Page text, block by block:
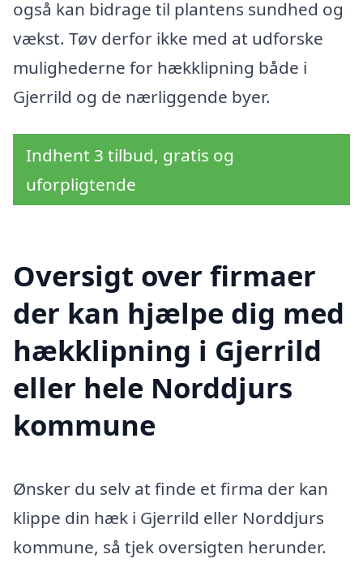
også kan bidrage til plantens sundhed og
vækst. Tøv derfor ikke med at udforske
mulighederne for hækklipning både i
Gjerrild og de nærliggende byer.
Indhent 3 tilbud, gratis og
uforpligtende
Oversigt over firmaer
der kan hjælpe dig med
hækklipning i Gjerrild
eller hele Norddjurs
kommune
Ønsker du selv at finde et firma der kan
klippe din hæk i Gjerrild eller Norddjurs
kommune, så tjek oversigten herunder.